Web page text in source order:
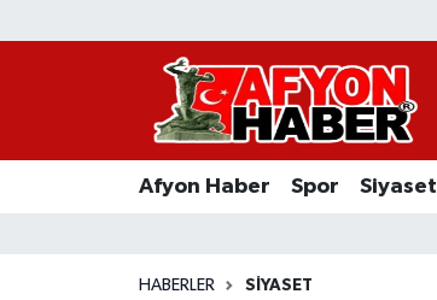
Afyon Haber Spor Siyaset
HABERLER SIYASET
Afyon Haber
Asayiş Yaşam